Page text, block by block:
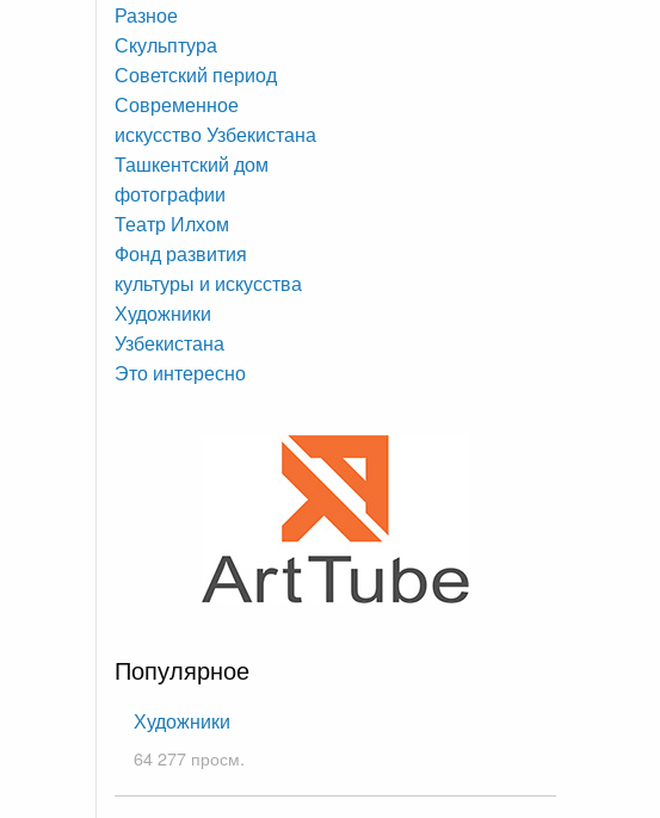
Разное
Скульптура
Советский период
Современное
искусство Узбекистана
Ташкентский дом
фотографии
Театр Илхом
Фонд развития
культуры и искусства
Художники
Узбекистана
Это интересно
Популярное
Художники
64 277 просм.